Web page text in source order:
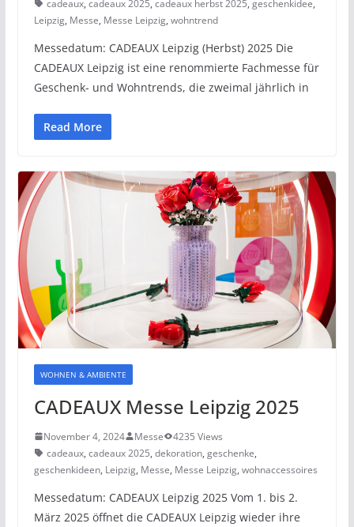
cadeaux, cadeaux 2025, cadeaux herbst 2025, geschenkidee,
Leipzig, Messe, Messe Leipzig, wohntrend
Messedatum: CADEAUX Leipzig (Herbst) 2025 Die
CADEAUX Leipzig ist eine renommierte Fachmesse für
Geschenk- und Wohntrends, die zweimal jährlich in
Read More
WOHNEN & AMBIENTE
CADEAUX Messe Leipzig 2025
November 4, 2024 Messe
4235 Views
cadeaux, cadeaux 2025, dekoration, geschenke,
geschenkideen, Leipzig, Messe, Messe Leipzig, wohnaccessoires
Messedatum: CADEAUX Leipzig 2025 Vom 1. bis 2.
März 2025 öffnet die CADEAUX Leipzig wieder ihre